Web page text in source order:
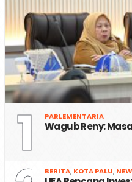
1 PARLEMENTARIA
Wagub Reny:
BERITA, KOTA PALU,